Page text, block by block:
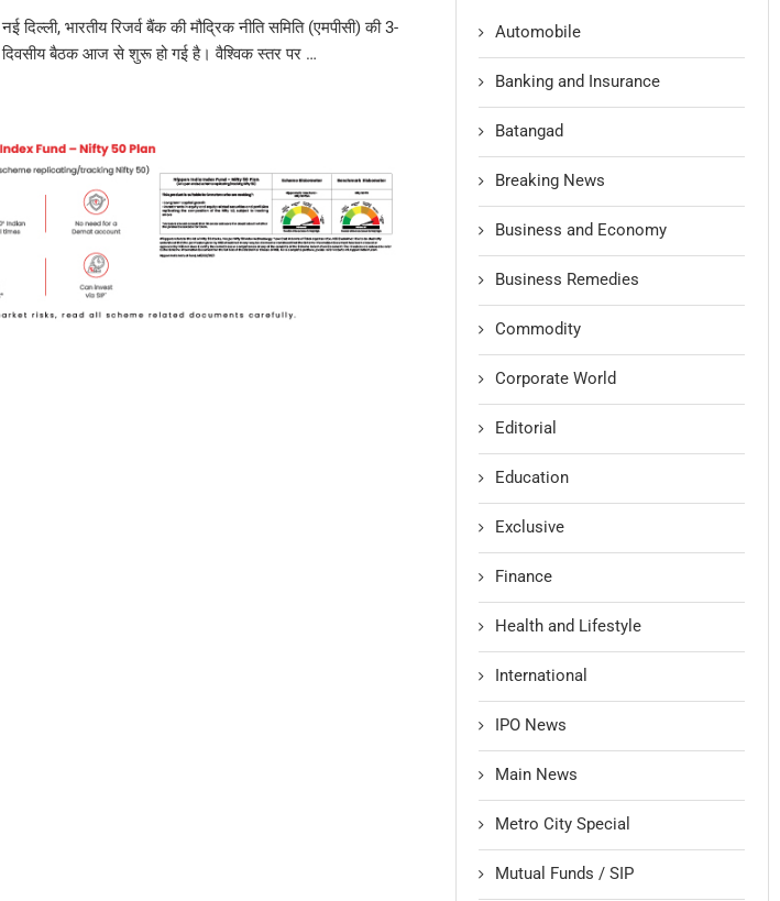
नई दिल्ली, भारतीय रिजर्व बैंक की मौद्रिक नीति समिति (एमपीसी) की 3-
दिवसीय बैठक आज से शुरू हो गई है। वैश्विक स्तर पर …
Automobile
Banking and Insurance
Batangad
Breaking News
Business and Economy
Business Remedies
Commodity
Corporate World
Editorial
Education
Exclusive
Finance
Health and Lifestyle
International
IPO News
Main News
Metro City Special
Mutual Funds / SIP